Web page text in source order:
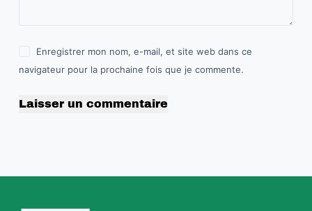
Enregistrer mon nom, e-mail, et site web dans ce
navigateur pour la prochaine fois que je commente.
Laisser un commentaire